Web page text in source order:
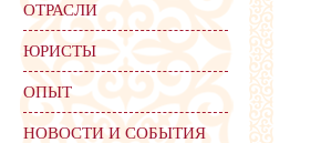
ОТРАСЛИ
ЮРИСТЫ
ОПЫТ
НОВОСТИ И СОБЫТИЯ